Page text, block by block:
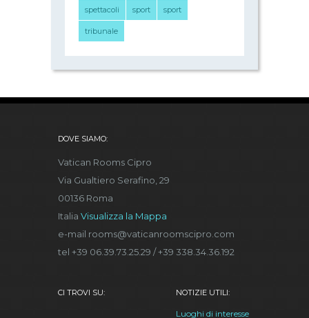
spettacoli sport sport
tribunale
DOVE SIAMO:
Vatican Rooms Cipro
Via Gualtiero Serafino, 29
00136 Roma
Italia Visualizza la Mappa
e-mail rooms@vaticanroomscipro.com
tel +39 06.39.73.25.29 / +39 338.34.36.192
CI TROVI SU: NOTIZIE UTILI:
Luoghi di interesse